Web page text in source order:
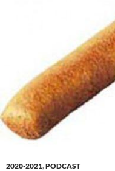
2020-2021,PODCAST